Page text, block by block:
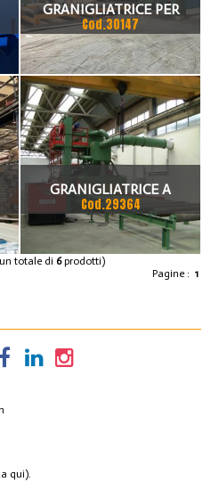
GRANIGLIATRICE PER
LAMIERE O.M.S.G. E
CARPENTERIE METALLICHE
Cod.30147
GRANIGLIATRICE A
RULLIERA PROMECO TIPO
TB 360
Cod.29364
totale di 6prodotti)
Pagine : 1
qui).